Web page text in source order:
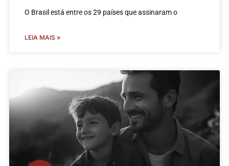
O Brasil está entre os 29 países que assinaram o
LEIA MAIS »